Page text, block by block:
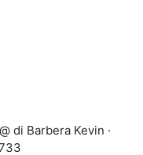
di Barbera Kevin ·